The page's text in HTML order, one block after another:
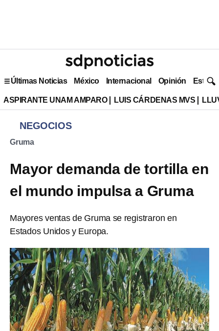
Últimas Noticias México Internacional Opinión Estilo
ASPIRANTE UNAM AMPARO LUIS CÁRDENAS MVS
NEGOCIOS
Gruma
Mayor demanda de tortilla en
el mundo impulsa a Gruma
Mayores ventas de Gruma se registraron en
Estados Unidos y Europa.